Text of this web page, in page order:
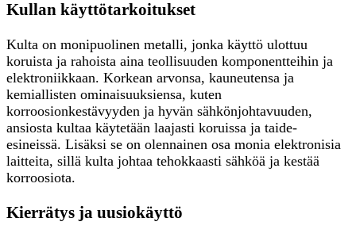
Kullan käyttötarkoitukset
Kulta on monipuolinen metalli, jonka käyttö ulottuu
koruista ja rahoista aina teollisuuden komponentteihin ja
elektroniikkaan. Korkean arvonsa, kauneutensa ja
kemiallisten ominaisuuksiensa, kuten
korroosionkestävyyden ja hyvän sähkönjohtavuuden,
ansiosta kultaa käytetään laajasti koruissa ja taide-
esineissä. Lisäksi se on olennainen osa monia elektronisia
laitteita, sillä kulta johtaa tehokkaasti sähköä ja kestää
korroosiota.
Kierrätys ja uusiokäyttö